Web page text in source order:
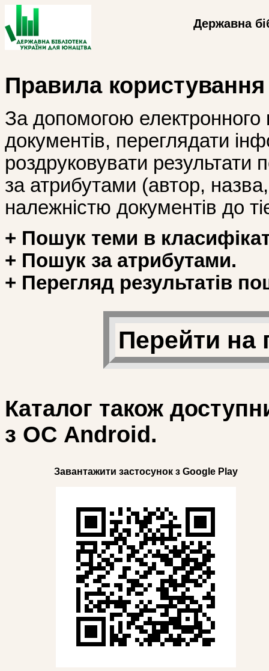
Державна
Правила
За допомогою
документів, переглядати
роздруковувати
за атрибутами (автор, назва,
належністю документів до
+ Пошук теми в
+ Пошук за атрибутами.
+ Перегляд результатів
Перейти на
Каталог також
з ОС Android.
Завантажити застосунок з Google Play